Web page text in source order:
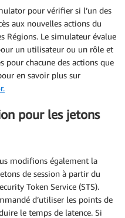
pour vérifier si l’un des
aux nouvelles actions du
Régions. Le simulateur évalue
un utilisateur ou un rôle et
pour chacune des actions que
en savoir plus sur
pour les jetons
modifions également la
de session à partir du
Token Service (STS).
d’utiliser les points de
le temps de latence. Si